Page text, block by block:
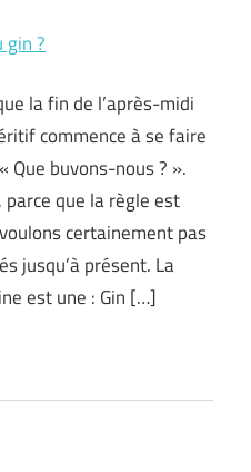
gin ?
la fin de l’après-midi
commence à se faire
Que buvons-nous ? ».
parce que la règle est
certainement pas
jusqu’à présent. La
est une : Gin […]